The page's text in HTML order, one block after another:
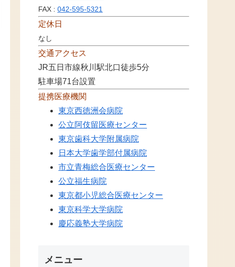
FAX : 042-595-5321
定休日
なし
交通アクセス
JR五日市線秋川駅北口徒歩5分
駐車場71台設置
提携医療機関
東京西徳洲会病院
公立阿伎留医療センター
東京歯科大学附属病院
日本大学歯学部付属病院
市立青梅総合医療センター
公立福生病院
東京都小児総合医療センター
東京科学大学病院
慶応義塾大学病院
メニュー